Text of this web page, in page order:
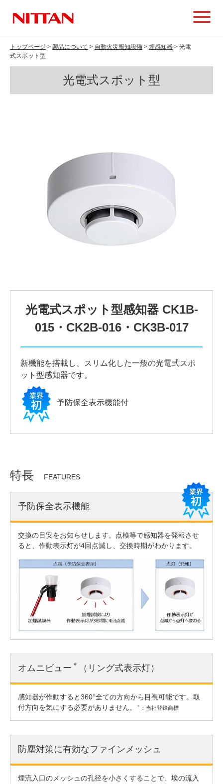
トップページ > 製品について > 自動火災報知設備 > 煙感知器 > 光電
式スポット型
光電式スポット型
光電式スポット型感知器 CK1B-
015・CK2B-016・CK3B-017
新機能を搭載し、スリム化した一般の光電式スポ
ット型感知器です。
予防保全表示機能付
特長 FEATURES
予防保全表示機能
交換の目安をお知らせします。点検等で感知器を発報させ
ると、作動表示灯が4回点滅し、交換時期がわかります。
オムニビュー ＊ （リング式表示灯）
感知器が作動すると360°全ての方向から目視可能です。取
付方向を気にする必要がありません。
＊ ：当社登録商標
防塵対策に有効なファインメッシュ
煙流入口のメッシュの孔径を小さくすることで、埃の流入